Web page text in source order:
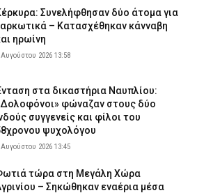
σήμερα Πέμπτη 6 Αυγούστου
07:27
Συνελήφθησαν δύο άτομα για
– Κατασχέθηκαν κάνναβη
ηρωίνη
Αυγούστου 2026 13:58
στα δικαστήρια Ναυπλίου:
φώναζαν στους δύο
συγγενείς και φίλοι του
ψυχολόγου
Αυγούστου 2026 13:45
τώρα στη Μεγάλη Χώρα
– Σηκώθηκαν εναέρια μέσα